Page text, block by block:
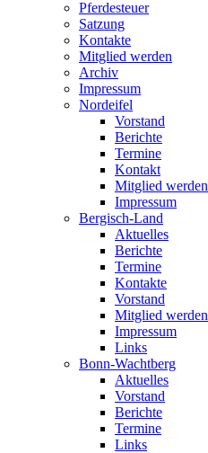
Pferdesteuer
Satzung
Kontakte
Mitglied werden
Archiv
Impressum
Nordeifel
Vorstand
Berichte
Termine
Kontakt
Mitglied werden
Impressum
Bergisch-Land
Aktuelles
Berichte
Termine
Kontakte
Vorstand
Mitglied werden
Impressum
Links
Bonn-Wachtberg
Aktuelles
Vorstand
Berichte
Termine
Links